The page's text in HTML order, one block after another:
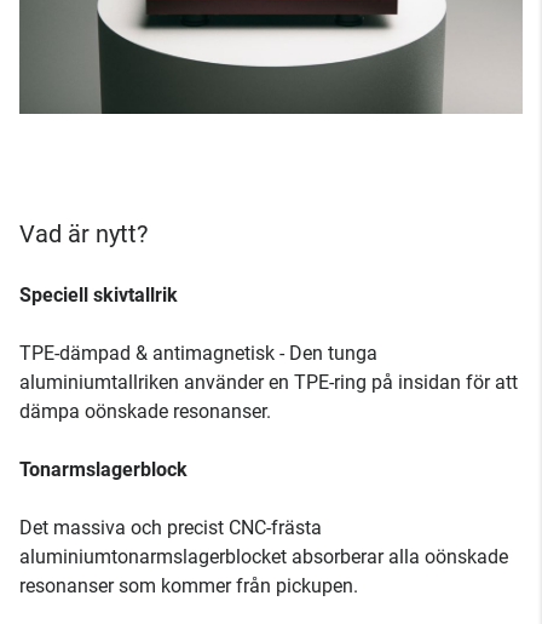
Vad är nytt?
Speciell skivtallrik
TPE-dämpad & antimagnetisk - Den tunga
aluminiumtallriken använder en TPE-ring på insidan för att
dämpa oönskade resonanser.
Tonarmslagerblock
Det massiva och precist CNC-frästa
aluminiumtonarmslagerblocket absorberar alla oönskade
resonanser som kommer från pickupen.